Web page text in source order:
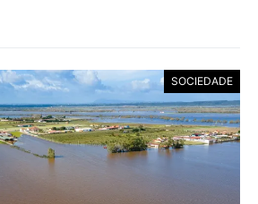
SOCIEDADE